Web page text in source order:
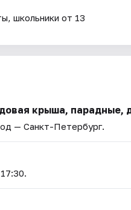
школьники от 13
крыша,
— Санкт-Петербург.